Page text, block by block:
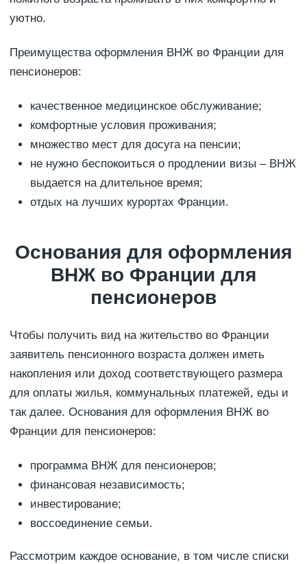
уютно.
Преимущества оформления ВНЖ во Франции для
пенсионеров:
качественное медицинское обслуживание;
комфортные условия проживания;
множество мест для досуга на пенсии;
не нужно беспокоиться о продлении визы – ВНЖ
выдается на длительное время;
отдых на лучших курортах Франции.
Основания для оформления
ВНЖ во Франции для
пенсионеров
Чтобы получить вид на жительство во Франции
заявитель пенсионного возраста должен иметь
накопления или доход соответствующего размера
для оплаты жилья, коммунальных платежей, еды и
так далее. Основания для оформления ВНЖ во
Франции для пенсионеров:
программа ВНЖ для пенсионеров;
финансовая независимость;
инвестирование;
воссоединение семьи.
Рассмотрим каждое основание, в том числе списки